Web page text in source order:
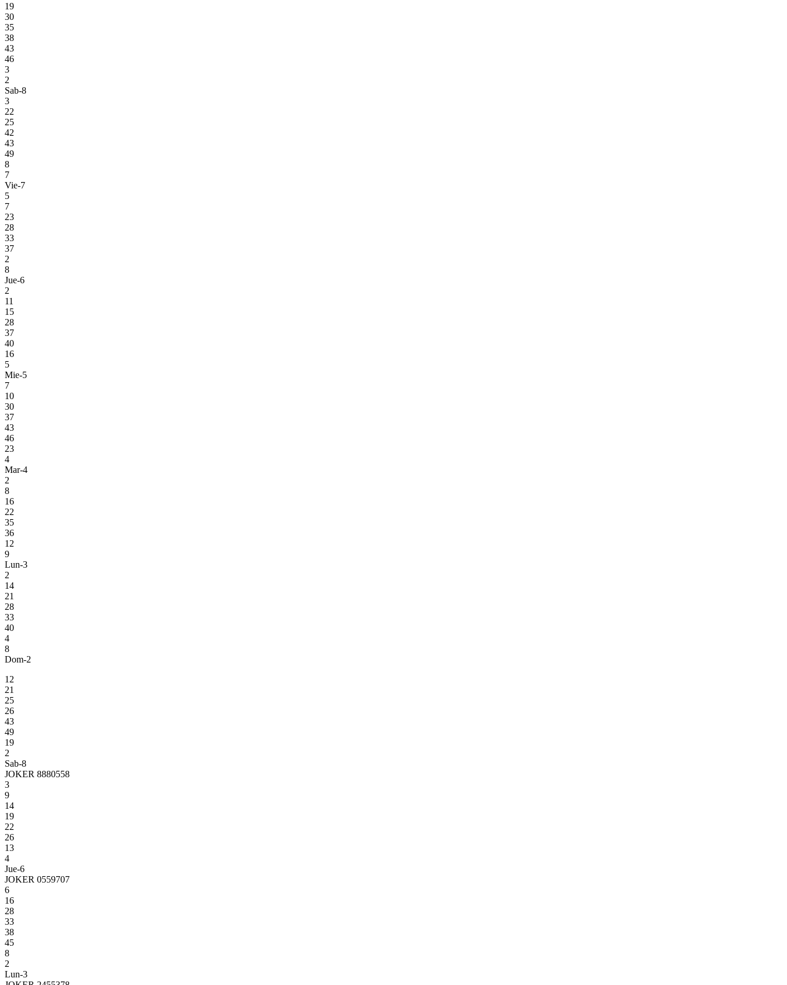
19
30
35
38
43
46
3
2
Sab-8
3
22
25
42
43
49
8
7
Vie-7
5
7
23
28
33
37
2
8
Jue-6
2
11
15
28
37
40
16
5
Mie-5
7
10
30
37
43
46
23
4
Mar-4
2
8
16
22
35
36
12
9
Lun-3
2
14
21
28
33
40
4
8
Dom-2
12
21
25
26
43
49
19
2
Sab-8
JOKER 8880558
3
9
14
19
22
26
13
4
Jue-6
JOKER 0559707
6
16
28
33
38
45
8
2
Lun-3